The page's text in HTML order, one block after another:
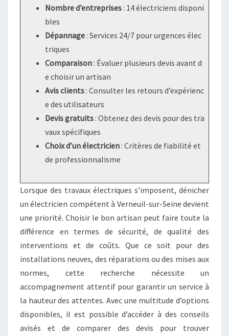
Nombre d’entreprises : 14 électriciens disponi
bles
Dépannage : Services 24/7 pour urgences élec
triques
Comparaison : Évaluer plusieurs devis avant d
e choisir un artisan
Avis clients : Consulter les retours d’expérienc
e des utilisateurs
Devis gratuits : Obtenez des devis pour des tra
vaux spécifiques
Choix d’un électricien : Critères de fiabilité et
de professionnalisme
Lorsque des travaux électriques s’imposent, dénicher
un électricien compétent à Verneuil-sur-Seine devient
une priorité. Choisir le bon artisan peut faire toute la
différence en termes de sécurité, de qualité des
interventions et de coûts. Que ce soit pour des
installations neuves, des réparations ou des mises aux
normes, cette recherche nécessite un
accompagnement attentif pour garantir un service à
la hauteur des attentes. Avec une multitude d’options
disponibles, il est possible d’accéder à des conseils
avisés et de comparer des devis pour trouver